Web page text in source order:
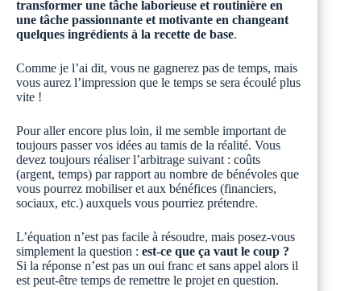
transformer une tâche laborieuse et routinière en
une tâche passionnante et motivante en changeant
quelques ingrédients à la recette de base.
Comme je l’ai dit, vous ne gagnerez pas de temps, mais
vous aurez l’impression que le temps se sera écoulé plus
vite !
Pour aller encore plus loin, il me semble important de
toujours passer vos idées au tamis de la réalité. Vous
devez toujours réaliser l’arbitrage suivant : coûts
(argent, temps) par rapport au nombre de bénévoles que
vous pourrez mobiliser et aux bénéfices (financiers,
sociaux, etc.) auxquels vous pourriez prétendre.
L’équation n’est pas facile à résoudre, mais posez-vous
simplement la question : est-ce que ça vaut le coup ?
Si la réponse n’est pas un oui franc et sans appel alors il
est peut-être temps de remettre le projet en question.